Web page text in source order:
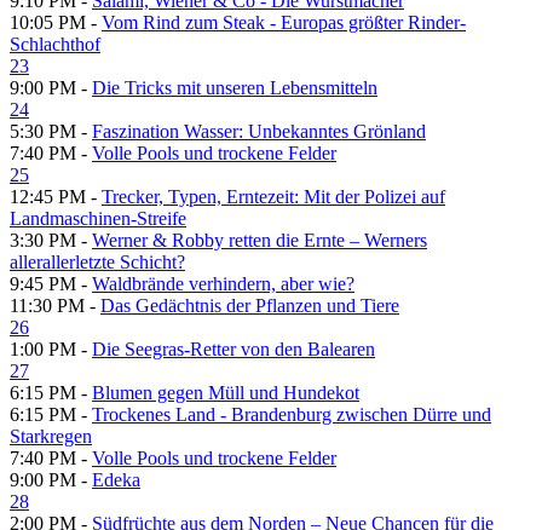
10:05 PM - Vom Rind zum Steak - Europas größter Rinder-
Schlachthof
23
9:00 PM - Die Tricks mit unseren Lebensmitteln
24
5:30 PM - Faszination Wasser: Unbekanntes Grönland
7:40 PM - Volle Pools und trockene Felder
25
12:45 PM - Trecker, Typen, Erntezeit: Mit der Polizei auf
Landmaschinen-Streife
3:30 PM - Werner & Robby retten die Ernte – Werners
allerallerletzte Schicht?
9:45 PM - Waldbrände verhindern, aber wie?
11:30 PM - Das Gedächtnis der Pflanzen und Tiere
26
1:00 PM - Die Seegras-Retter von den Balearen
27
6:15 PM - Blumen gegen Müll und Hundekot
6:15 PM - Trockenes Land - Brandenburg zwischen Dürre und
Starkregen
7:40 PM - Volle Pools und trockene Felder
9:00 PM - Edeka
28
2:00 PM - Südfrüchte aus dem Norden – Neue Chancen für die